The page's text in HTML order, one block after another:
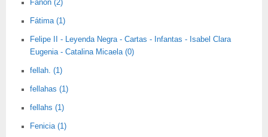
Fanon (2)
Fátima (1)
Felipe II - Leyenda Negra - Cartas - Infantas - Isabel Clara
Eugenia - Catalina Micaela (0)
fellah. (1)
fellahas (1)
fellahs (1)
Fenicia (1)